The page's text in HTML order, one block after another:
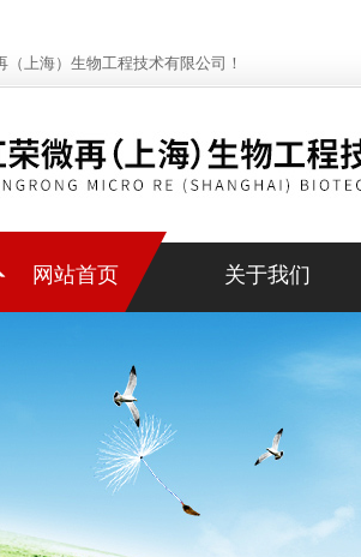
（上海）生物工程技术有限公司！
网站首页 关于我们